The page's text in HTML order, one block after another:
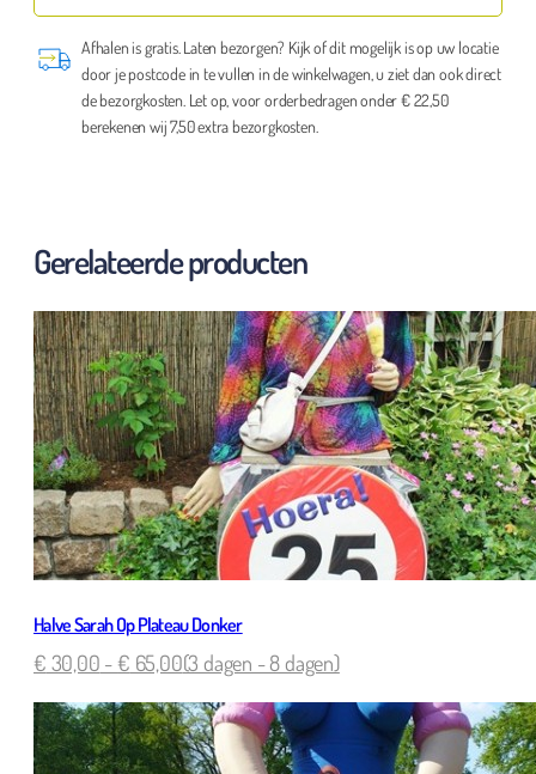
Afhalen is gratis. Laten bezorgen? Kijk of dit mogelijk is op uw locatie
door je postcode in te vullen in de winkelwagen, u ziet dan ook direct
de bezorgkosten. Let op, voor orderbedragen onder € 22,50
berekenen wij 7,50 extra bezorgkosten.
Gerelateerde producten
Halve Sarah Op Plateau Donker
€ 30,00 - € 65,00(3 dagen - 8 dagen)